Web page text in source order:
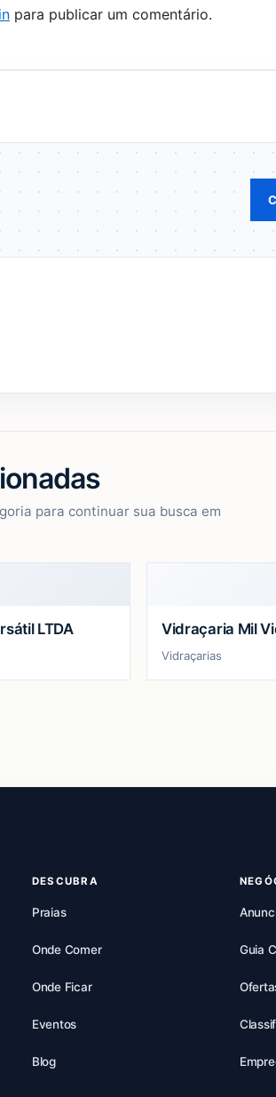
para publicar um comentário.
para continuar sua busca em
LTDA Vidraçaria Mil
Vidraçarias
DESCUBRA
Praias
Onde Comer
Onde Ficar
Eventos
Blog
Guia